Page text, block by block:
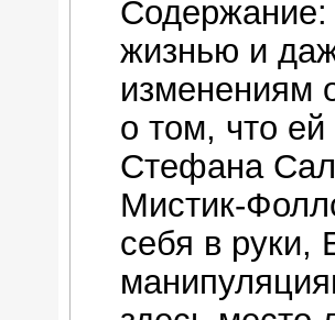
Содержание:
жизнью и
изменениям
о том, что
Стефана
Мистик-
себя в руки,